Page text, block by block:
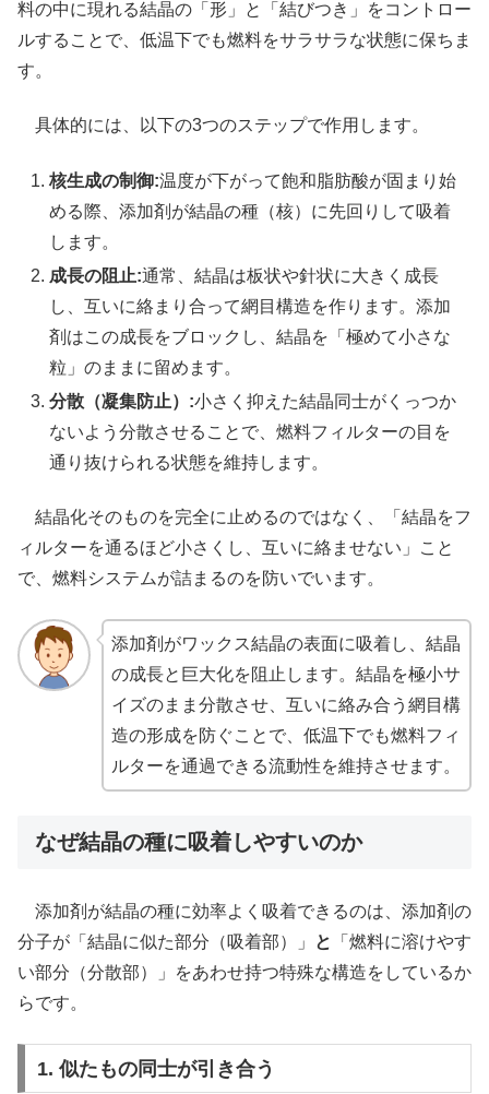
料の中に現れる結晶の「形」と「結びつき」をコントロー
ルすることで、低温下でも燃料をサラサラな状態に保ちま
す。
具体的には、以下の3つのステップで作用します。
核生成の制御:温度が下がって飽和脂肪酸が固まり始
める際、添加剤が結晶の種（核）に先回りして吸着
します。
成長の阻止:通常、結晶は板状や針状に大きく成長
し、互いに絡まり合って網目構造を作ります。添加
剤はこの成長をブロックし、結晶を「極めて小さな
粒」のままに留めます。
分散（凝集防止）:小さく抑えた結晶同士がくっつか
ないよう分散させることで、燃料フィルターの目を
通り抜けられる状態を維持します。
結晶化そのものを完全に止めるのではなく、「結晶をフ
ィルターを通るほど小さくし、互いに絡ませない」こと
で、燃料システムが詰まるのを防いでいます。
添加剤がワックス結晶の表面に吸着し、結晶
の成長と巨大化を阻止します。結晶を極小サ
イズのまま分散させ、互いに絡み合う網目構
造の形成を防ぐことで、低温下でも燃料フィ
ルターを通過できる流動性を維持させます。
なぜ結晶の種に吸着しやすいのか
添加剤が結晶の種に効率よく吸着できるのは、添加剤の
分子が「結晶に似た部分（吸着部）」
と
「燃料に溶けやす
い部分（分散部）」をあわせ持つ特殊な構造をしているか
らです。
1. 似たもの同士が引き合う